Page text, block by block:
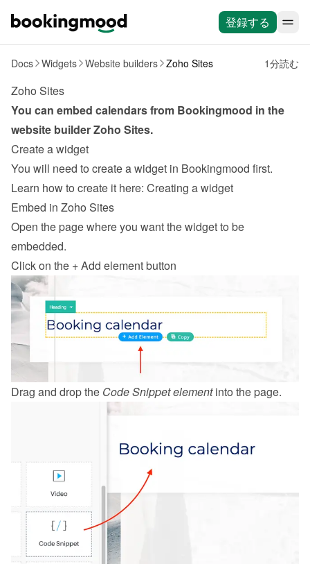
登録する
Docs Widgets Website builders Zoho Sites 1分読む
Zoho Sites
You can embed calendars from Bookingmood in the
website builder Zoho Sites.
Create a widget
You will need to create a widget in Bookingmood first.
Learn how to create it here: Creating a widget
Embed in Zoho Sites
Open the page where you want the widget to be
embedded.
Click on the + Add element button
Drag and drop the Code Snippetelement into the page.